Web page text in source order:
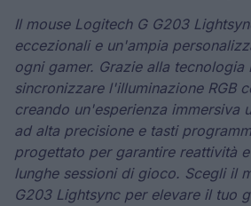
Il mouse Logitech G G203
eccezionali e un'ampia
ogni gamer. Grazie alla
sincronizzare l'illuminazione RGB
creando un'esperienza immersiva
ad alta precisione e tasti
progettato per garantire reattività
lunghe sessioni di gioco. Scegli il
G203 Lightsync per elevare il tuo